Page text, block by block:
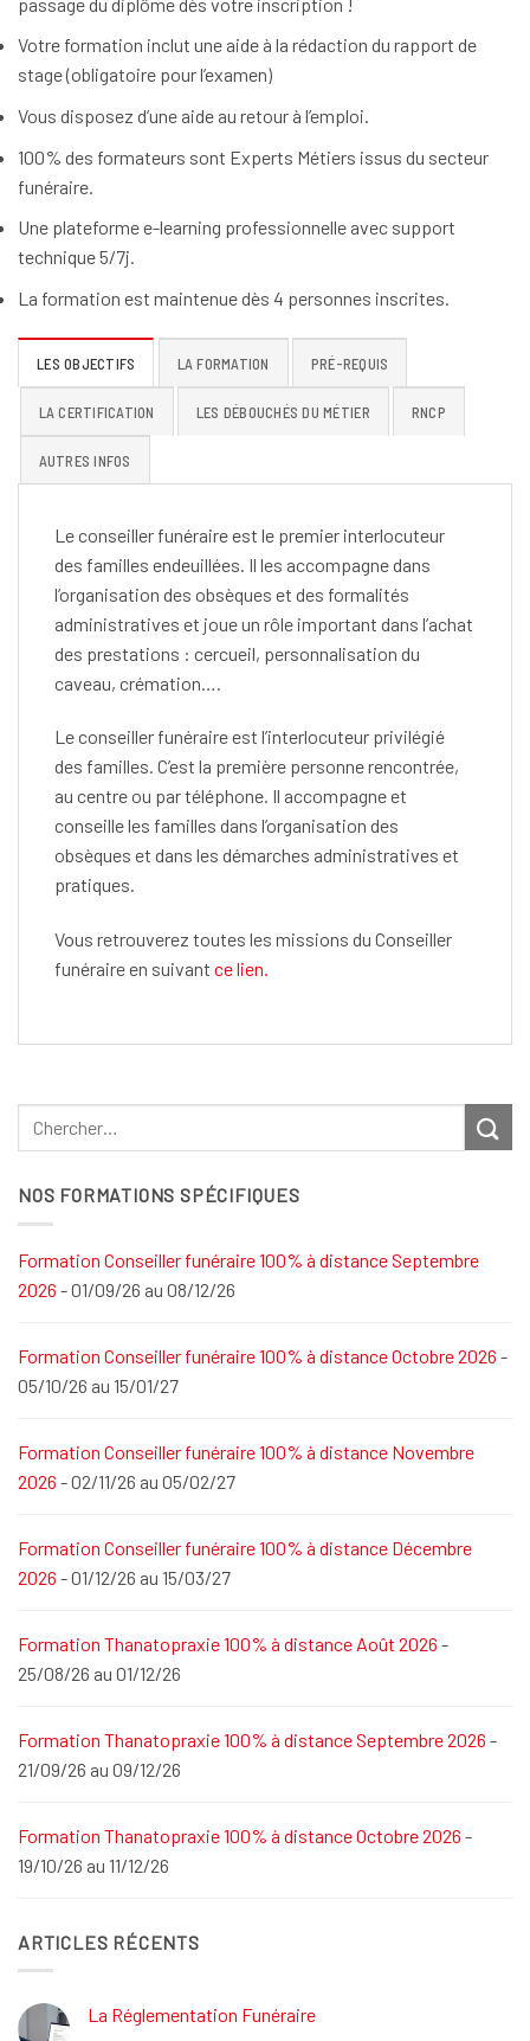
Votre formation inclut une aide à la rédaction du rapport de
stage (obligatoire pour l’examen)
Vous disposez d’une aide au retour à l’emploi.
100% des formateurs sont Experts Métiers issus du secteur
funéraire.
Une plateforme e-learning professionnelle avec support
technique 5/7j.
La formation est maintenue dès 4 personnes inscrites.
LES OBJECTIFS LA FORMATION PRÉ-REQUIS
LA CERTIFICATION LES DÉBOUCHÉS DU MÉTIER RNCP
AUTRES INFOS
Le conseiller funéraire est le premier interlocuteur
des familles endeuillées. Il les accompagne dans
l’organisation des obsèques et des formalités
administratives et joue un rôle important dans l’achat
des prestations : cercueil, personnalisation du
caveau, crémation….
Le conseiller funéraire est l’interlocuteur privilégié
des familles. C’est la première personne rencontrée,
au centre ou par téléphone. Il accompagne et
conseille les familles dans l’organisation des
obsèques et dans les démarches administratives et
pratiques.
Vous retrouverez toutes les missions du Conseiller
funéraire en suivant ce lien.
NOS FORMATIONS SPÉCIFIQUES
Formation Conseiller funéraire 100% à distance Septembre
2026 - 01/09/26 au 08/12/26
Formation Conseiller funéraire 100% à distance Octobre 2026 -
05/10/26 au 15/01/27
Formation Conseiller funéraire 100% à distance Novembre
2026 - 02/11/26 au 05/02/27
Formation Conseiller funéraire 100% à distance Décembre
2026 - 01/12/26 au 15/03/27
Formation Thanatopraxie 100% à distance Août 2026 -
25/08/26 au 01/12/26
Formation Thanatopraxie 100% à distance Septembre 2026 -
21/09/26 au 09/12/26
Formation Thanatopraxie 100% à distance Octobre 2026 -
19/10/26 au 11/12/26
ARTICLES RÉCENTS
La Réglementation Funéraire